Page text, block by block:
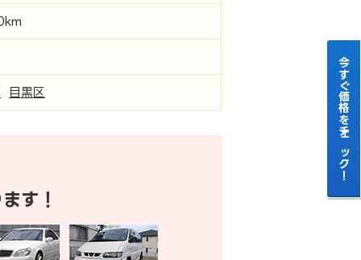
目黒区
す！
今すぐ価格をチェック！